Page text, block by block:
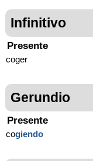
Infinitivo
Presente
coger
Gerundio
Presente
cogiendo